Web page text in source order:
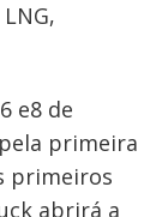
e8 de
primeira
primeiros
abrirá a